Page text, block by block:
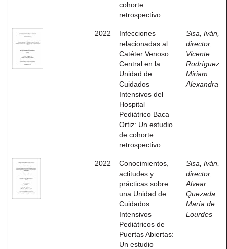
cohorte
retrospectivo
2022
Infecciones
relacionadas al
Catéter Venoso
Central en la
Unidad de
Cuidados
Intensivos del
Hospital
Pediátrico Baca
Ortiz: Un estudio
de cohorte
retrospectivo
Sisa, Iván,
director;
Vicente
Rodríguez,
Miriam
Alexandra
2022
Conocimientos,
actitudes y
prácticas sobre
una Unidad de
Cuidados
Intensivos
Pediátricos de
Puertas Abiertas:
Un estudio
Sisa, Iván,
director;
Alvear
Quezada,
María de
Lourdes